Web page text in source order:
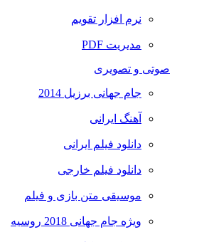
نرم افزار تقویم
مدیریت PDF
صوتی و تصویری
جام جهانی برزیل 2014
آهنگ ایرانی
دانلود فیلم ایرانی
دانلود فیلم خارجی
موسیقی متن بازی و فیلم
ویژه جام جهانی 2018 روسیه